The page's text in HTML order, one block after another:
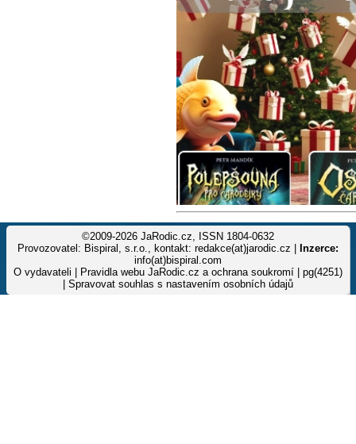
©2009-2026 JaRodic.cz, ISSN 1804-0632
Provozovatel: Bispiral, s.r.o., kontakt: redakce(at)jarodic.cz |
Inzerce:
info(at)bispiral.com
O vydavateli
Pravidla webu JaRodic.cz a ochrana soukromí | pg(4251)
Spravovat souhlas s nastavením osobních údajů